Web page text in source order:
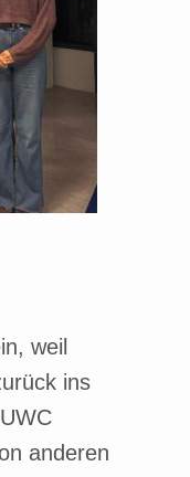
weil
ins
anderen